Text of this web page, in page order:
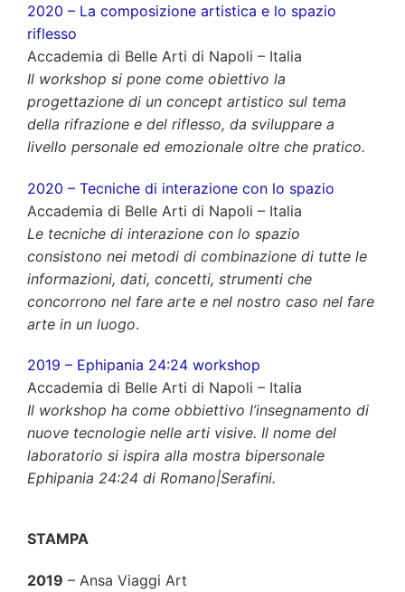
2020 – La composizione artistica e lo spazio
riflesso
Accademia di Belle Arti di Napoli – Italia
Il workshop si pone come obiettivo la
progettazione di un concept artistico sul tema
della rifrazione e del riflesso, da sviluppare a
livello personale ed emozionale oltre che pratico.
2020 – Tecniche di interazione con lo spazio
Accademia di Belle Arti di Napoli – Italia
Le tecniche di interazione con lo spazio
consistono nei metodi di combinazione di tutte le
informazioni, dati, concetti, strumenti che
concorrono nel fare arte e nel nostro caso nel fare
arte in un luogo.
2019 – Ephipania 24:24 workshop
Accademia di Belle Arti di Napoli – Italia
Il workshop ha come obbiettivo l’insegnamento di
nuove tecnologie nelle arti visive. Il nome del
laboratorio si ispira alla mostra bipersonale
Ephipania 24:24 di Romano|Serafini.
STAMPA
2019 – Ansa Viaggi Art